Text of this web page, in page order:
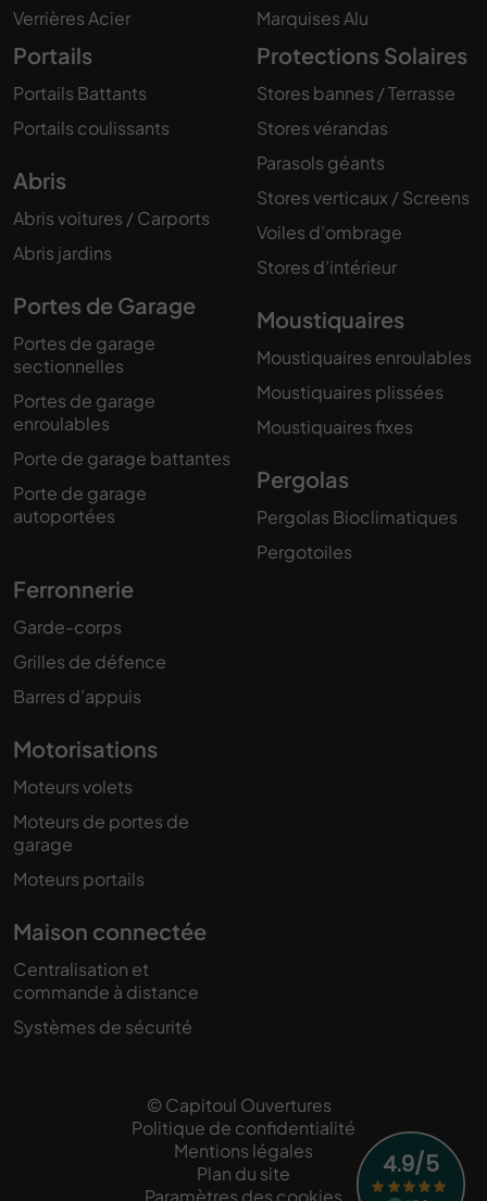
Verrières Acier
Marquises Alu
Portails
Portails Battants
Portails coulissants
Abris
Abris voitures / Carports
Abris jardins
Portes de Garage
Portes de garage
sectionnelles
Portes de garage
enroulables
Porte de garage battantes
Porte de garage
autoportées
Protections Solaires
Stores bannes / Terrasse
Stores vérandas
Parasols géants
Stores verticaux / Screens
Voiles d’ombrage
Stores d’intérieur
Moustiquaires
Moustiquaires enroulables
Moustiquaires plissées
Moustiquaires fixes
Pergolas
Pergolas Bioclimatiques
Pergotoiles
Ferronnerie
Garde-corps
Grilles de défence
Barres d’appuis
Motorisations
Moteurs volets
Moteurs de portes de
garage
Moteurs portails
Maison connectée
Centralisation et
commande à distance
Systèmes de sécurité
© Capitoul Ouvertures
Politique de confidentialité
Mentions légales
Plan du site
Paramètres des cookies